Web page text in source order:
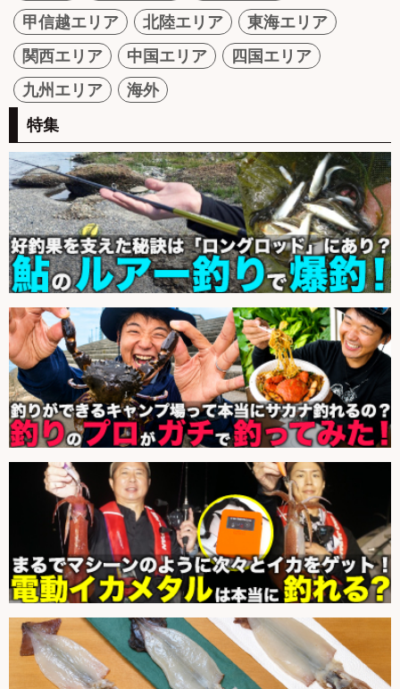
甲信越エリア
北陸エリア
東海エリア
関西エリア
中国エリア
四国エリア
九州エリア
海外
特集